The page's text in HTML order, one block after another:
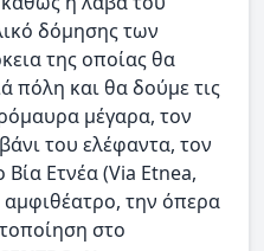
δόμησης των
της οποίας θα
πόλη και θα δούμε τις
μέγαρα, τον
του ελέφαντα, τον
Ετνέα (Via Etnea,
την όπερα
στο